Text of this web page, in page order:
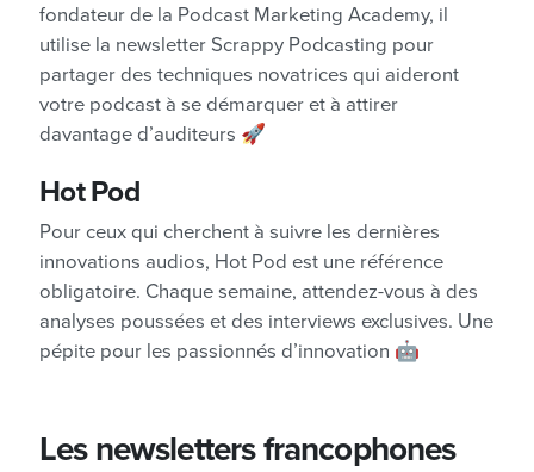
fondateur de la Podcast Marketing Academy, il
utilise la newsletter Scrappy Podcasting pour
partager des techniques novatrices qui aideront
votre podcast à se démarquer et à attirer
davantage d’auditeurs 🚀
Hot Pod
Pour ceux qui cherchent à suivre les dernières
innovations audios, Hot Pod est une référence
obligatoire. Chaque semaine, attendez-vous à des
analyses poussées et des interviews exclusives. Une
pépite pour les passionnés d’innovation 🤖
Les newsletters francophones